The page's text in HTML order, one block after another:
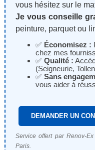
vous hésitez sur le
Je vous conseille
peinture, parquet ou
✅ Économisez :
chez mes
✅ Qualité :
(Seigneurie,
✅ Sans
vous aider à
DEMANDER UN
Service offert par Renov-
Paris.